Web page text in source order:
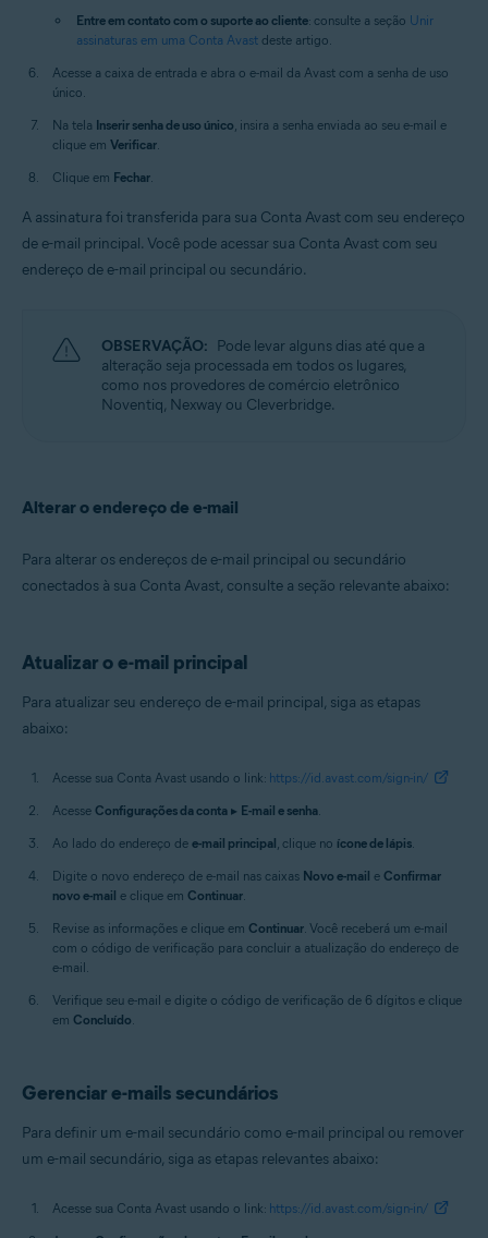
Entre em contato com o suporte ao cliente: consulte a seção Unir
assinaturas em uma Conta Avast deste artigo.
Acesse a caixa de entrada e abra o e-mail da Avast com a senha de uso
único.
Na tela Inserir senha de uso único, insira a senha enviada ao seu e-mail e
clique em Verificar.
Clique em Fechar.
A assinatura foi transferida para sua Conta Avast com seu endereço
de e-mail principal. Você pode acessar sua Conta Avast com seu
endereço de e-mail principal ou secundário.
OBSERVAÇÃO: Pode levar alguns dias até que a
alteração seja processada em todos os lugares,
como nos provedores de comércio eletrônico
Noventiq, Nexway ou Cleverbridge.
Alterar o endereço de e-mail
Para alterar os endereços de e-mail principal ou secundário
conectados à sua Conta Avast, consulte a seção relevante abaixo:
Atualizar o e-mail principal
Para atualizar seu endereço de e-mail principal, siga as etapas
abaixo:
Acesse sua Conta Avast usando o link: https://id.avast.com/sign-in/
Acesse Configurações da conta ▸ E-mail e senha.
Ao lado do endereço de e-mail principal, clique no ícone de lápis.
Digite o novo endereço de e-mail nas caixas Novo e-mail e Confirmar
novo e-mail e clique em Continuar.
Revise as informações e clique em Continuar. Você receberá um e-mail
com o código de verificação para concluir a atualização do endereço de
e-mail.
Verifique seu e-mail e digite o código de verificação de 6 dígitos e clique
em Concluído.
Gerenciar e-mails secundários
Para definir um e-mail secundário como e-mail principal ou remover
um e-mail secundário, siga as etapas relevantes abaixo:
Acesse sua Conta Avast usando o link: https://id.avast.com/sign-in/